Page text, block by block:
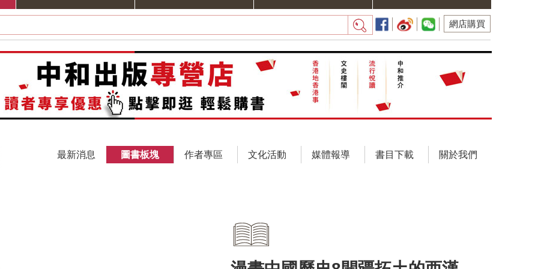
網店購買
最新消息 圖書板塊 作者專區 文化活動 媒體報導 書目下載 關於我們